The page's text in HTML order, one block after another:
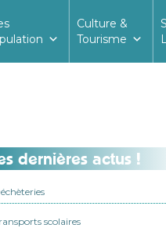
Culture &
Tourisme
dernières actus !
scolaires